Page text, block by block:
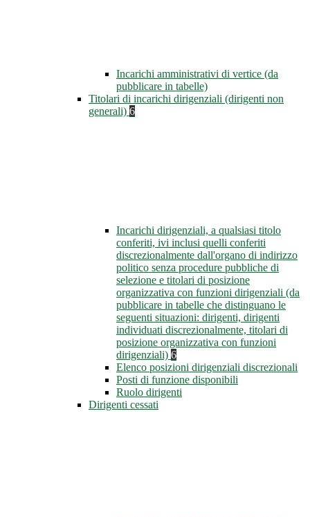
Incarichi amministrativi di vertice (da
pubblicare in tabelle)
Titolari di incarichi dirigenziali (dirigenti non
generali) 6
Incarichi dirigenziali, a qualsiasi titolo
conferiti, ivi inclusi quelli conferiti
discrezionalmente dall'organo di indirizzo
politico senza procedure pubbliche di
selezione e titolari di posizione
organizzativa con funzioni dirigenziali (da
pubblicare in tabelle che distinguano le
seguenti situazioni: dirigenti, dirigenti
individuati discrezionalmente, titolari di
posizione organizzativa con funzioni
dirigenziali) 6
Elenco posizioni dirigenziali discrezionali
Posti di funzione disponibili
Ruolo dirigenti
Dirigenti cessati